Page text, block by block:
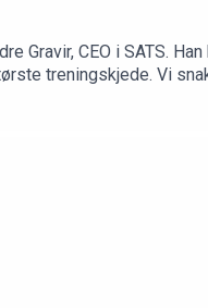
Gravir, CEO i SATS.
treningskjede. Vi
og hva som skal
jobber for å skape